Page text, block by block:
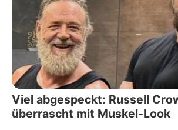
Viel abgespeckt: Russell
überrascht mit Muskel-Look